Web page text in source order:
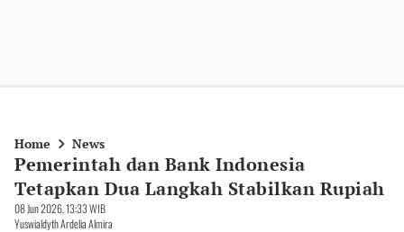
Home News
Pemerintah dan Bank Indonesia
Tetapkan Dua Langkah Stabilkan Rupiah
08 Jun 2026, 13:33 WIB
Yuswialdyth Ardelia Almira